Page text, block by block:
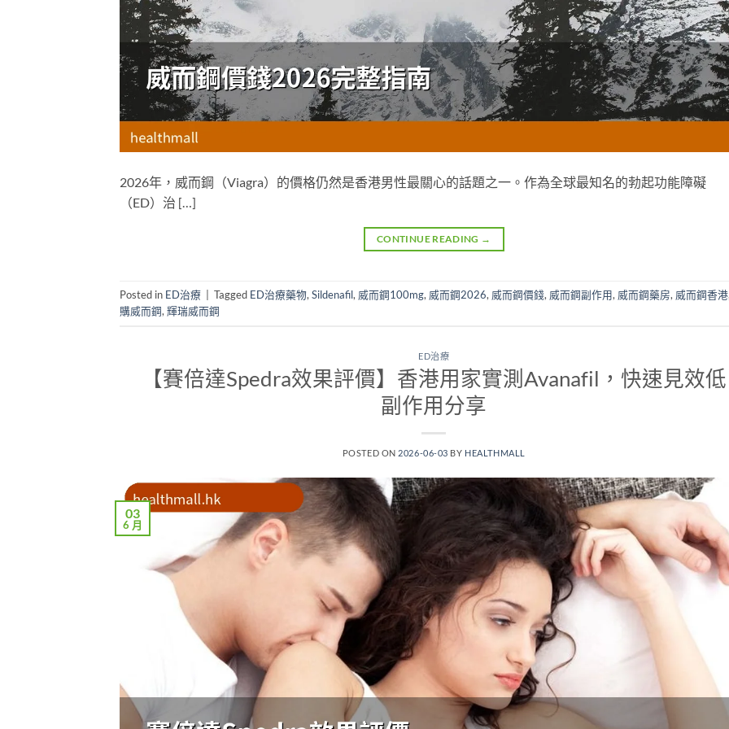
2026年，威而鋼（Viagra）的價格仍然是香港男性最關心的話題之一。作為全球最知名的勃起功能障礙
（ED）治 […]
CONTINUE READING →
Posted in ED治療 Tagged ED治療藥物,Sildenafil, 威而鋼100mg, 威而鋼2026, 威而鋼價錢, 威而鋼副作用, 威而鋼藥房, 威而鋼香港
購威而鋼,輝瑞威而鋼
ED治療
【賽倍達Spedra效果評價】香港用家實測Avanafil，快速見效低
副作用分享
POSTED ON 2026-06-03 BY HEALTHMALL
03
6 月